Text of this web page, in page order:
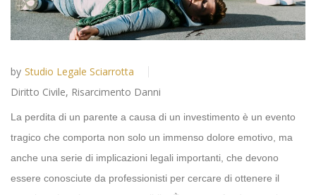
by Studio Legale Sciarrotta
Diritto Civile, Risarcimento Danni
La perdita di un parente a causa di un investimento è un evento
tragico che comporta non solo un immenso dolore emotivo, ma
anche una serie di implicazioni legali importanti, che devono
essere conosciute da professionisti per cercare di ottenere il